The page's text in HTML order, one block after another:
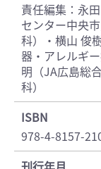
責任編集：永
センター中央
科）・横山 俊
器・アレルギ
明（JA広島総
科）
ISBN
978-4-8157-